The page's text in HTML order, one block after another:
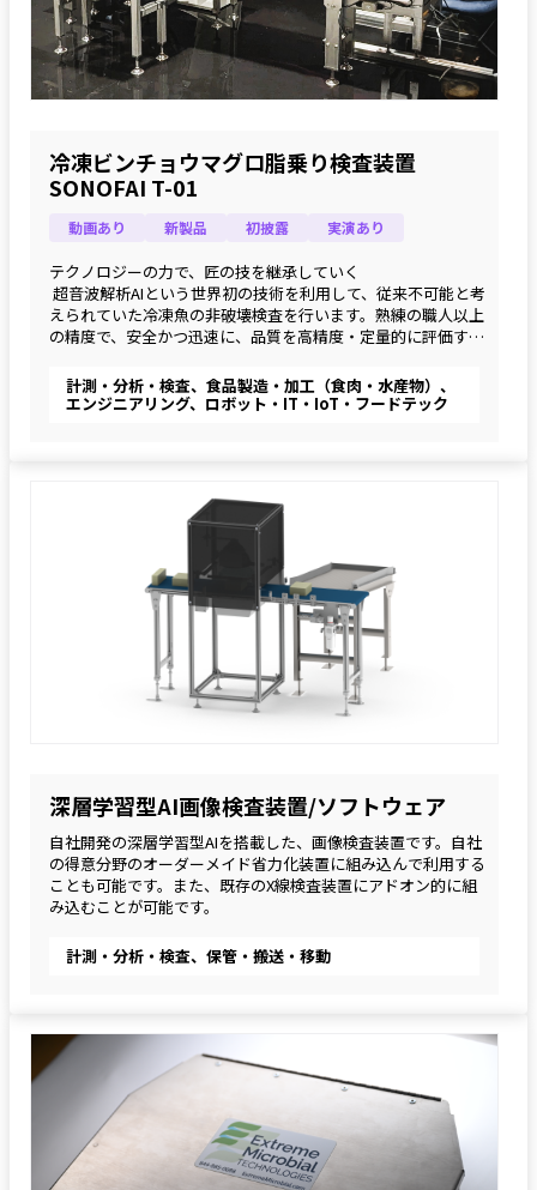
冷凍ビンチョウマグロ脂乗り検査装置
SONOFAI T-01
動画あり 新製品 初披露 実演あり
テクノロジーの力で、匠の技を継承していく
超音波解析AIという世界初の技術を利用して、従来不可能と考
えられていた冷凍魚の非破壊検査を行います。熟練の職人以上
の精度で、安全かつ迅速に、品質を高精度・定量的に評価する
計測・分析・検査、食品製造・加工（食肉・水産物）、
エンジニアリング、ロボット・IT・IoT・フードテック
深層学習型AI画像検査装置/ソフトウェア
自社開発の深層学習型AIを搭載した、画像検査装置です。自社
の得意分野のオーダーメイド省力化装置に組み込んで利用する
ことも可能です。また、既存のX線検査装置にアドオン的に組
み込むことが可能です。
計測・分析・検査、保管・搬送・移動